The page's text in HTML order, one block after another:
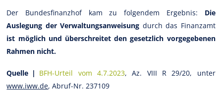
Der Bundesfinanzhof kam zu folgendem Ergebnis: Die
Auslegung der Verwaltungsanweisung durch das Finanzamt
ist möglich und überschreitet den gesetzlich vorgegebenen
Rahmen nicht.
Quelle | BFH-Urteil vom 4.7.2023, Az. VIII R 29/20, unter
www.iww.de, Abruf-Nr. 237109